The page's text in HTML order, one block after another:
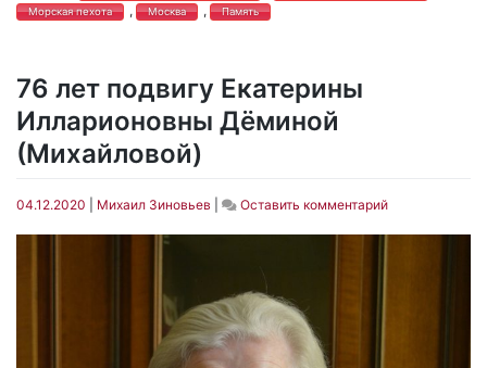
Морская пехота , Москва , Память
76 лет подвигу Екатерины
Илларионовны Дёминой
(Михайловой)
04.12.2020 Михаил Зиновьев Оставить комментарийon